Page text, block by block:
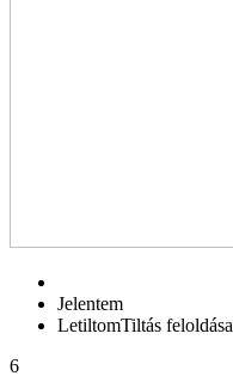
Jelentem
LetiltomTiltás feloldása
6